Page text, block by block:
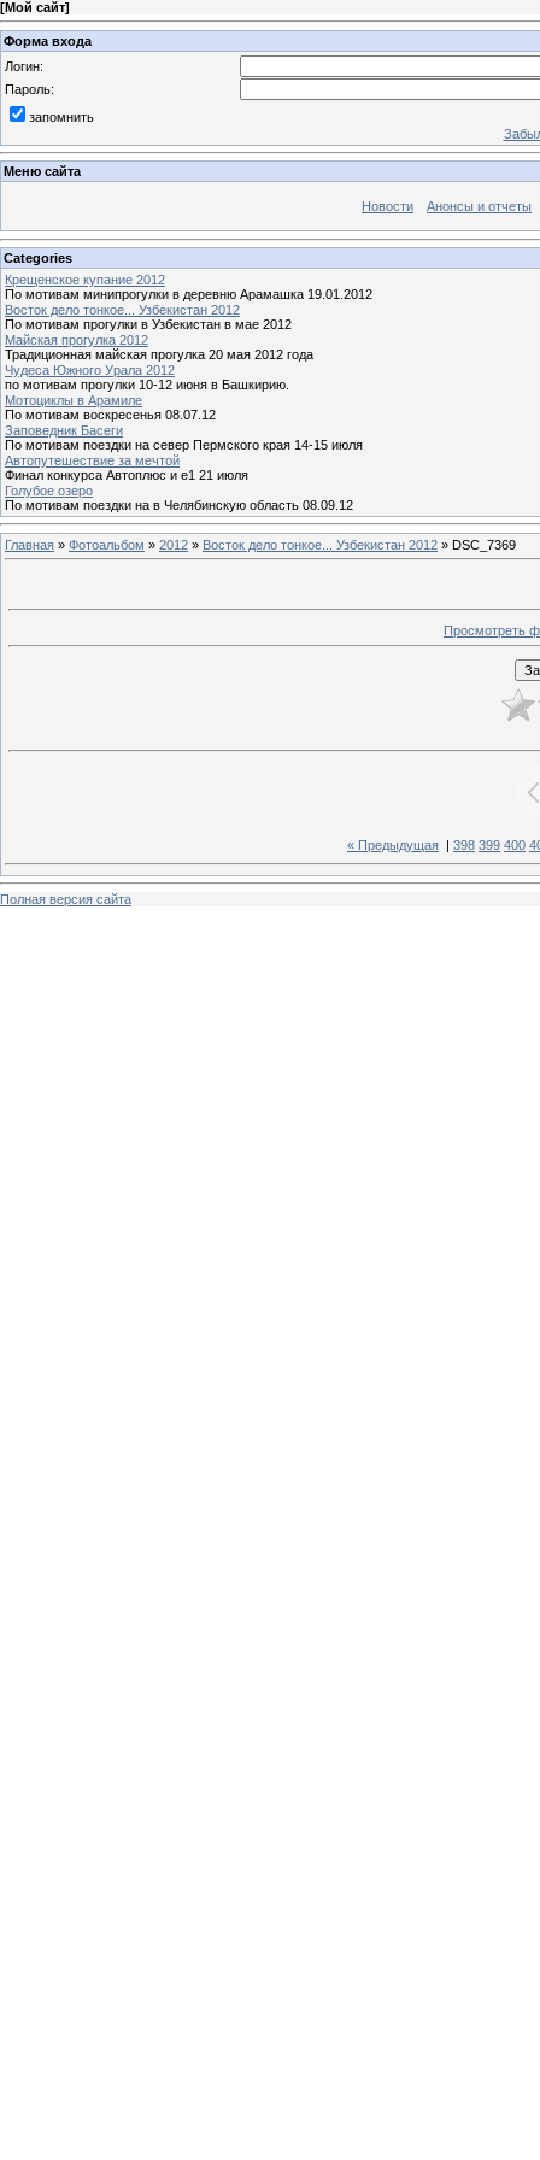
[Мой сайт]
Форма входа
Логин:
Пароль:
запомнить
Меню сайта
Новости Анонсы и отчеты
Categories
Крещенское купание 2012
По мотивам минипрогулки в деревню Арамашка 19.01.2012
Восток дело тонкое... Узбекистан 2012
По мотивам прогулки в Узбекистан в мае 2012
Майская прогулка 2012
Традиционная майская прогулка 20 мая 2012 года
Чудеса Южного Урала 2012
по мотивам прогулки 10-12 июня в Башкирию.
Мотоциклы в Арамиле
По мотивам воскресенья 08.07.12
Заповедник Басеги
По мотивам поездки на север Пермского края 14-15 июля
Автопутешествие за мечтой
Финал конкурса Автоплюс и е1 21 июля
Голубое озеро
По мотивам поездки на в Челябинскую область 08.09.12
Главная » Фотоальбом » 2012 » Восток дело тонкое... Узбекистан 2012 » DSC_7369
Просмотреть
« Предыдущая 398 399 400
Полная версия сайта